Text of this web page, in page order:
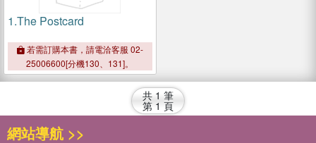
1.The Postcard
若需訂購本書，請電洽客服 02-
25006600[分機130、131]。
共 1 筆
第 1 頁
網站導航 >>